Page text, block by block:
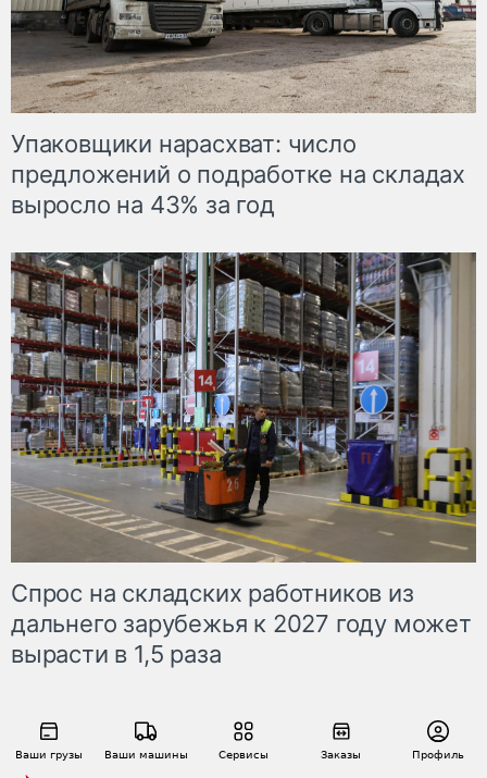
Ваши грузы Ваши машины Сервисы Заказы Профиль
Упаковщики нарасхват: число
предложений о подработке на складах
выросло на 43% за год
Спрос на складских работников из
дальнего зарубежья к 2027 году может
вырасти в 1,5 раза